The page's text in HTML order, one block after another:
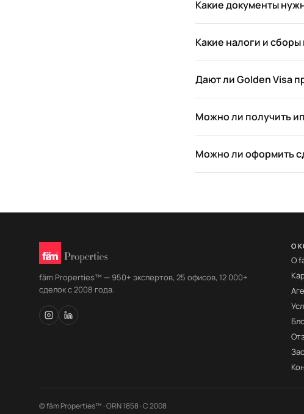
Какие документы
Какие налоги и сборы
Дают ли Golden Visa
Можно ли получить
Можно ли оформить
fäm Properties™ — 950+ экспертов, 25 офисов, 12 000+
сделок с 2008 года.
О
О
© fäm Properties™ · ORN 1858 · С 2008